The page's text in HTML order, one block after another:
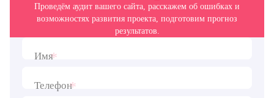
Проведём аудит вашего сайта, расскажем об ошибках и
возможностях развития проекта, подготовим прогноз
результатов.
Имя*
Телефон*